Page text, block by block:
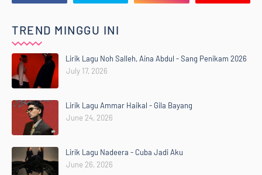
TREND MINGGU INI
Lirik Lagu Noh Salleh, Aina Abdul - Sang Penikam 2026
July 17, 2026
Lirik Lagu Ammar Haikal - Gila Bayang
June 24, 2026
Lirik Lagu Nadeera - Cuba Jadi Aku
June 26, 2026